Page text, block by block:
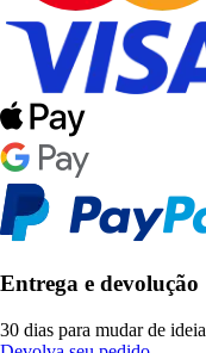
Entrega e devolução
30 dias para mudar de ideia